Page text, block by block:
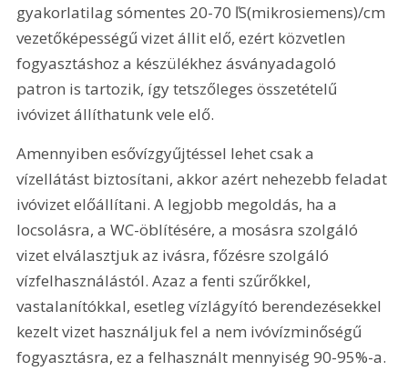
gyakorlatilag sómentes 20-70 ľS(mikrosiemens)/cm
vezetőképességű vizet állit elő, ezért közvetlen
fogyasztáshoz a készülékhez ásványadagoló
patron is tartozik, így tetszőleges összetételű
ivóvizet állíthatunk vele elő.
Amennyiben esővízgyűjtéssel lehet csak a
vízellátást biztosítani, akkor azért nehezebb feladat
ivóvizet előállítani. A legjobb megoldás, ha a
locsolásra, a WC-öblítésére, a mosásra szolgáló
vizet elválasztjuk az ivásra, főzésre szolgáló
vízfelhasználástól. Azaz a fenti szűrőkkel,
vastalanítókkal, esetleg vízlágyító berendezésekkel
kezelt vizet használjuk fel a nem ivóvízminőségű
fogyasztásra, ez a felhasznált mennyiség 90-95%-a.